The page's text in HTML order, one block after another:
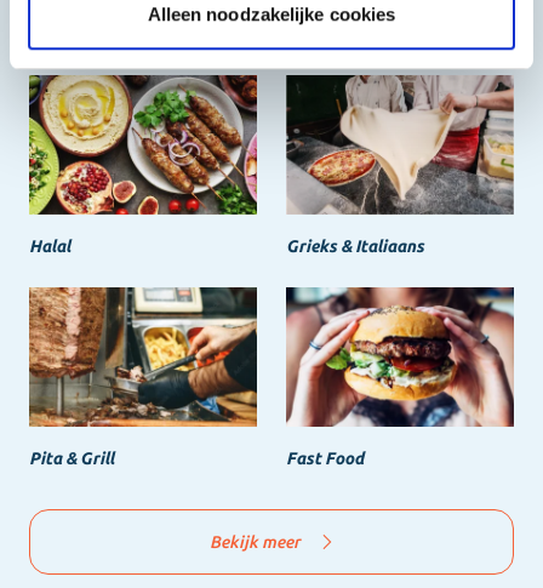
Alleen noodzakelijke cookies
Het beste, de goedkoopste
Halal Grieks & Italiaans
Pita & Grill Fast Food
Bekijk meer